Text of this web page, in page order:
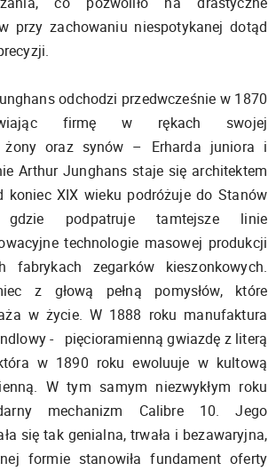
przy zachowaniu niespotykanej dotąd
odchodzi przedwcześnie w 1870
firmę w rękach swojej
żony oraz synów – Erharda juniora i
Arthur Junghans staje się architektem
koniec XIX wieku podróżuje do Stanów
gdzie podpatruje tamtejsze linie
technologie masowej produkcji
fabrykach zegarków kieszonkowych.
z głową pełną pomysłów, które
w życie. W 1888 roku manufaktura
- pięcioramienną gwiazdę z literą
w 1890 roku ewoluuje w kultową
W tym samym niezwykłym roku
mechanizm Calibre 10. Jego
się tak genialna, trwała i bezawaryjna,
formie stanowiła fundament oferty